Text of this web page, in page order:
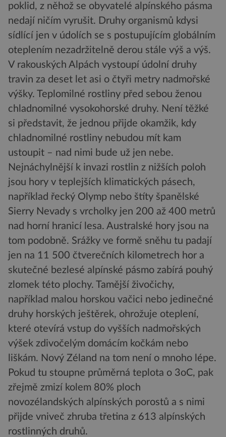
poklid, z něhož se obyvatelé alpínského pásma
nedají ničím vyrušit. Druhy organismů kdysi
sídlící jen v údolích se s postupujícím globálním
oteplením nezadržitelně derou stále výš a výš.
V rakouských Alpách vystoupí údolní druhy
travin za deset let asi o čtyři metry nadmořské
výšky. Teplomilné rostliny před sebou ženou
chladnomilné vysokohorské druhy. Není těžké
si představit, že jednou přijde okamžik, kdy
chladnomilné rostliny nebudou mít kam
ustoupit – nad nimi bude už jen nebe.
Nejnáchylnější k invazi rostlin z nižších poloh
jsou hory v teplejších klimatických pásech,
například řecký Olymp nebo štíty španělské
Sierry Nevady s vrcholky jen 200 až 400 metrů
nad horní hranicí lesa. Australské hory jsou na
tom podobně. Srážky ve formě sněhu tu padají
jen na 11 500 čtverečních kilometrech hor a
skutečné bezlesé alpínské pásmo zabírá pouhý
zlomek této plochy. Tamější živočichy,
například malou horskou vačici nebo jedinečné
druhy horských ještěrek, ohrožuje oteplení,
které otevírá vstup do vyšších nadmořských
výšek zdivočelým domácím kočkám nebo
liškám. Nový Zéland na tom není o mnoho lépe.
Pokud tu stoupne průměrná teplota o 3oC, pak
zřejmě zmizí kolem 80% ploch
novozélandských alpínských porostů a s nimi
přijde vniveč zhruba třetina z 613 alpínských
rostlinných druhů.